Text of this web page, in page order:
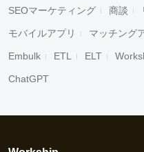
SEOマーケティング 商談
モバイルアプリ マッチング
Embulk ETL ELT
ChatGPT